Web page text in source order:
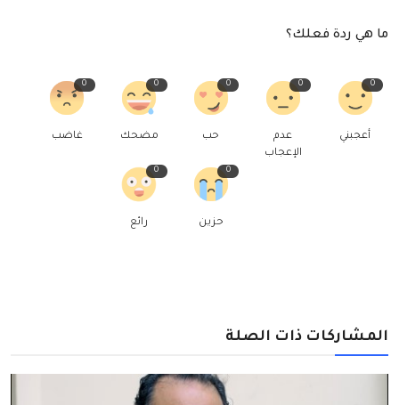
ما هي ردة فعلك؟
0
أعجبني
0
عدم
الإعجاب
0
حب
0
مضحك
0
غاضب
0
حزين
0
رائع
المشاركات ذات الصلة